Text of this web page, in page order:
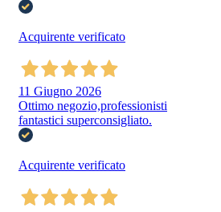
Acquirente verificato
11 Giugno 2026
Ottimo negozio,professionisti
fantastici superconsigliato.
Acquirente verificato